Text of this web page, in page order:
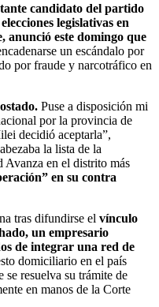
candidato del partido
legislativas en
anunció este domingo que
un escándalo por
por fraude y narcotráfico en
Puse a disposición mi
por la provincia de
decidió aceptarla”,
la lista de la
en el distrito más
en su contra
tras difundirse el vínculo
un empresario
de integrar una red de
domiciliario en el país
se resuelva su trámite de
en manos de la Corte